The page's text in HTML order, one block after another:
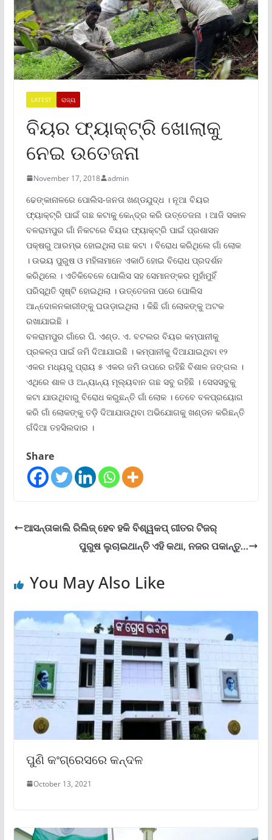
LATEST ରାଜ୍ୟ
ବିୟର ଫ୍ୟାକ୍ଟ୍ରି ଖୋଲାକୁ
ନେଇ ଉତେଜନା
November 17, 2018 admin
ଢେଙ୍କାନାଳରେ ପୋଲିସ-ଜନତା ଖଣ୍ଡଯୁଦ୍ଧ । ନୂଆ ବିୟର
ଫ୍ୟାକ୍ଟ୍ରି ପାଇଁ ଗଛ କଟାକୁ କେନ୍ଦ୍ର କରି ଉତ୍ତେଜନା । ଆଜି ସକାଳ
ବଳରାମପୁର ଗାଁ ନିକଟରେ ବିୟର ଫ୍ୟାକ୍ଟ୍ରି ପାଇଁ ପ୍ରଶାସନ
ପକ୍ଷରୁ ଆରମ୍ଭ ହୋଇଥିଲା ଗଛ କଟା । ବିରୋଧ କରିଥିଲେ ଗାଁ ଲୋକ
। ଉଭୟ ପୁରୁଷ ଓ ମହିଳାମାନେ ଏକାଠି ହୋଇ ବିରୋଧ ପ୍ରଦର୍ଶନ
କରିଥିଲେ । ଏତିକିବେଳେ ପୋଲିସ ସହ ସେମାନଙ୍କର ମୁହାଁମୁହିଁ
ପରିସ୍ଥିତି ସୃଷ୍ଟି ହୋଇଥିଲା । ଉତ୍ତେଜନା ପରେ ପୋଲିସ
ଆନ୍ଦୋଳନକାରୀଙ୍କୁ ଘଉଡ଼ାଇଥିଲା । କିଛି ଗାଁ ଲୋକଙ୍କୁ ଅଟକ
ରଖାଯାଇଛି ।
ବଳରାମପୁର ଗାଁରେ ପି. ଏଣ୍ଡ. ଏ. ବଟଲର ବିୟର କମ୍ପାନୀକୁ
ପ୍ରକଳ୍ପ ପାଇଁ ଜମି ଦିଆଯାଇଛି । କମ୍ପାନୀକୁ ଦିଆଯାଇଥିବା ୧୨
ଏକର ମଧ୍ୟରୁ ପ୍ରାୟ ୫ ଏକର ଜମି ଉପରେ ରହିଛି ବିଶାଳ ଜଙ୍ଗଲ ।
ଏଥିରେ ଶାଳ ଓ ଅନ୍ୟାନ୍ୟ ମୂଲ୍ୟବାନ ଗଛ ସବୁ ରହିଛି । ସେସସବୁକୁ
କଟା ଯାଉଥିବାରୁ ବିରୋଧ କରୁଛନ୍ତି ଗାଁ ଲୋକ । ତେବେ ବଳପ୍ରୟୋଗ
କରି ଗାଁ ଲୋକଙ୍କୁ ତଡ଼ି ଦିଆଯାଉଥିବା ଅଭିଯୋଗକୁ ଖଣ୍ଡନ କରିଛନ୍ତି
ଗଁଦିଆ ତହସିଲଦାର ।
Share
ଆସନ୍ତାକାଲି ରିଲିଜ୍ ହେବ ହକି ବିଶ୍ୱକପ୍ ଗୀତର ଟିଜର୍
ପୁରୁଷ ଲୁଚାଇଥାନ୍ତି ଏହି କଥା, ନଜର ପକାନ୍ତୁ…
You May Also Like
ପୁଣି କଂଗ୍ରେସରେ କନ୍ଦଳ
October 13, 2021